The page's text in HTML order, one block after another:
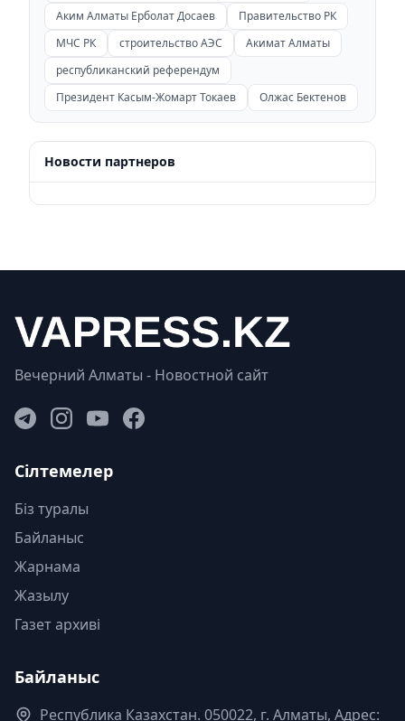
Аким Алматы Ерболат Досаев
Правительство РК
МЧС РК
строительство АЭС
Акимат Алматы
республиканский референдум
Президент Касым-Жомарт Токаев
Олжас Бектенов
Новости партнеров
Вечерний Алматы - Новостной сайт
Сілтемелер
Біз туралы
Байланыс
Жарнама
Жазылу
Газет архиві
Байланыс
Республика Казахстан. 050022, г. Алматы, Адрес: